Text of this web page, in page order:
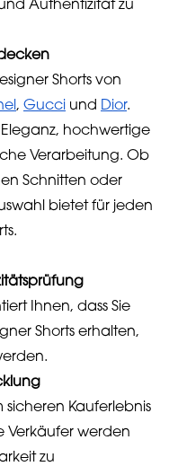
Authentizität zu
Shorts von
, Gucci und Dior.
Eleganz, hochwertige
Verarbeitung. Ob
Schnitten oder
bietet für jeden
Ihnen, dass Sie
Shorts erhalten,
sicheren Kauferlebnis
Verkäufer werden
zu